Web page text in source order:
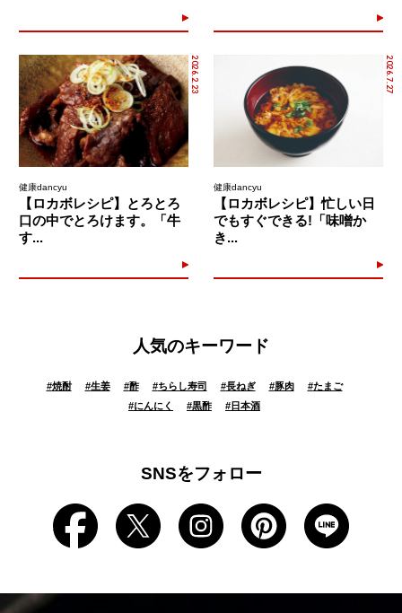
2026.2.23
健康dancyu
【ロカボレシピ】とろとろ
口の中でとろけます。「牛
す...
2026.7.27
健康dancyu
【ロカボレシピ】忙しい日
でもすぐできる!「味噌か
き...
人気のキーワード
#焼酎 #生姜 #酢 #ちらし寿司 #長ねぎ #豚肉 #たまご
#にんにく #黒酢 #日本酒
SNSをフォロー